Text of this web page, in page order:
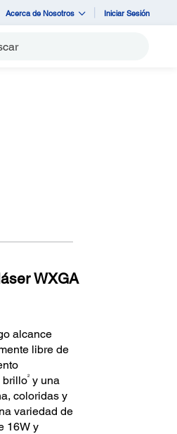
Acerca de Nosotros Iniciar Sesión
WXGA
alcance
libre de
brillo2y una
coloridas y
variedad de
16W y